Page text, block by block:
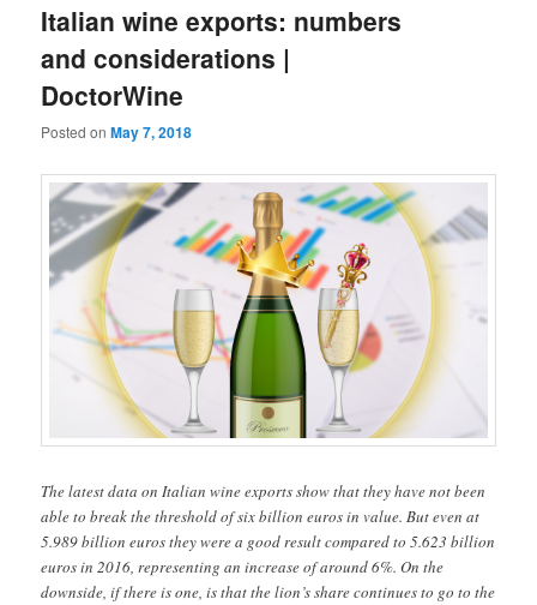
Italian wine exports: numbers
and considerations |
DoctorWine
Posted onMay 7, 2018
The latest data on Italian wine exports show that they have not been
able to break the threshold of six billion euros in value. But even at
5.989 billion euros they were a good result compared to 5.623 billion
euros in 2016, representing an increase of around 6%. On the
downside, if there is one, is that the lion’s share continues to go to the